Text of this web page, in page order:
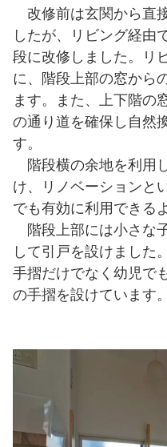
改修前は玄関から直
したが、リビング経由
段に改修しました。リ
に、階段上部の窓から
ます。また、上下階の
の通り道を確保し自然
す。
階段横の余地を利用
け、リノベーションと
でも有効に利用できる
階段上部には小さな
して引戸を設けました
手摺だけでなく幼児で
の手摺を設けています。